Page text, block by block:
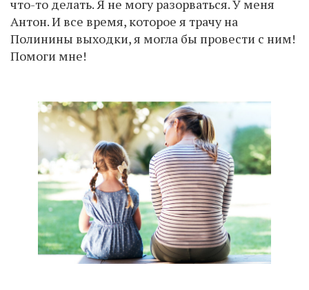
что-то делать. Я не могу разорваться. У меня
Антон. И все время, которое я трачу на
Полинины выходки, я могла бы провести с ним!
Помоги мне!